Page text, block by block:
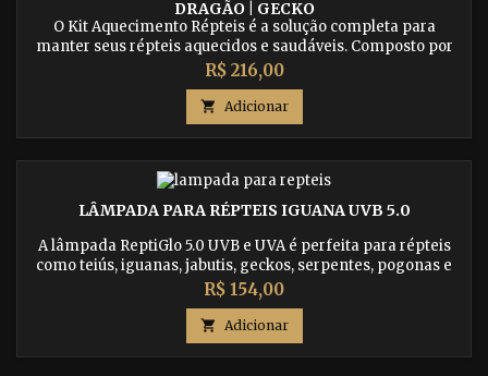
DRAGÃO | GECKO
O Kit Aquecimento Répteis é a solução completa para
manter seus répteis aquecidos e saudáveis. Composto por
uma Lâmpada Sunglo, uma Pedra Aquecedora e uma
Lâmpada Heat NightGlo, ele oferece o aquecimento diurno e
noturno necessário para o bem-estar dos seus animais.
Indicado para iguanas, jiboias, geckos, jabutis, corn snakes e
outros répteis.
Preço
R$ 216,00
 Adicionar
LÂMPADA PARA RÉPTEIS IGUANA UVB 5.0
A lâmpada ReptiGlo 5.0 UVB e UVA é perfeita para répteis
como teiús, iguanas, jabutis, geckos, serpentes, pogonas e
outros. Proporcione a eles os benefícios essenciais dos raios
ultravioleta, fortalecendo ossos, prevenindo doenças e
criando um ambiente mais natural. Adquira já!
Preço
R$ 154,00
 Adicionar